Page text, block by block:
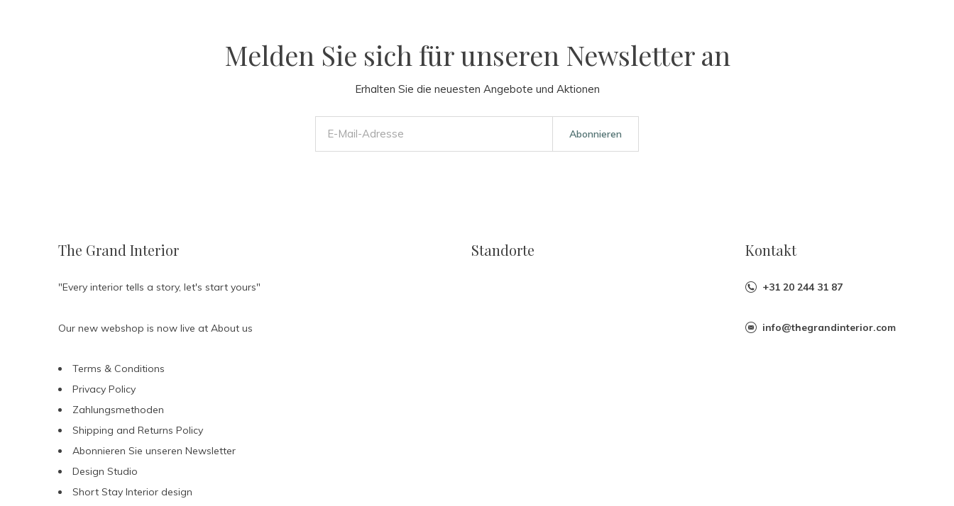
Melden Sie sich für unseren Newsletter an
Erhalten Sie die neuesten Angebote und Aktionen
Abonnieren
The Grand Interior
"Every interior tells a story, let's start yours"
Our new webshop is now live at About us
Terms & Conditions
Privacy Policy
Zahlungsmethoden
Shipping and Returns Policy
Abonnieren Sie unseren Newsletter
Design Studio
Short Stay Interior design
Standorte Kontakt
+31 20 244 31 87
info@thegrandinterior.com